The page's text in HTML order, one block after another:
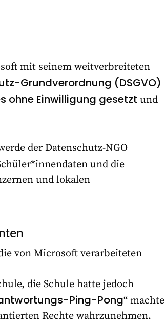
mit seinem weitverbreiteten
Grundverordnung (DSGVO)
ohne Einwilligung gesetzt und
der Datenschutz-NGO
und die
und lokalen
von Microsoft verarbeiteten
die Schule hatte jedoch
Ping-Pong“ machte
Rechte wahrzunehmen.